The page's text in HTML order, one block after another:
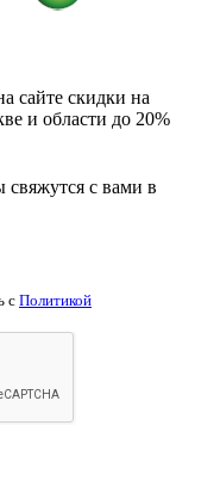
сайте скидки на
и области до 20%
свяжутся с вами в
c Политикой